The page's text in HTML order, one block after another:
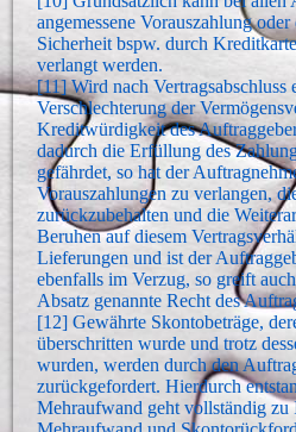
angemessene Vorauszahlung
Sicherheit bspw. durch
verlangt werden.
[11] Wird nach Vertragsabschluss
Verschlechterung der
Kreditwürdigkeit des
dadurch die Erfüllung des
gefährdet, so hat der
Vorauszahlungen zu verlangen,
zurückzubehalten und die
Beruhen auf diesem
Lieferungen und ist der
ebenfalls im Verzug, so greift
Absatz genannte Recht des
[12] Gewährte Skontobeträge,
überschritten wurde und trotz
wurden, werden durch den
zurückgefordert. Hierdurch
Mehraufwand geht vollständig zu